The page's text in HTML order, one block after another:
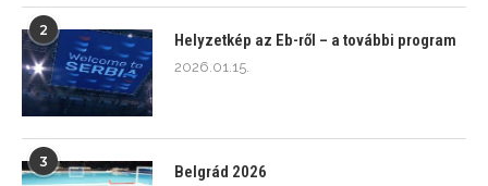
2
Helyzetkép az Eb-ről – a további program
2026.01.15.
3
Belgrád 2026